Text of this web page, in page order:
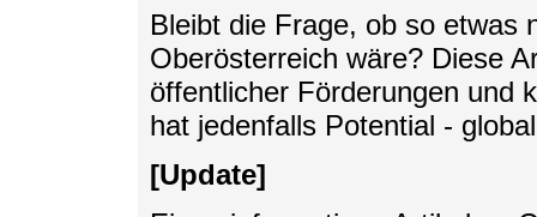
Bleibt die Frage, ob so etwas
Oberösterreich wäre? Diese
öffentlicher Förderungen und
hat jedenfalls Potential -
[Update]